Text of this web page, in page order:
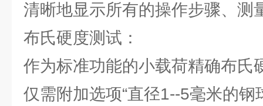
清晰地显示所有的操作步骤、测
布氏硬度测试：
作为标准功能的小载荷精确布氏
仅需附加选项“直径1--5毫米的钢